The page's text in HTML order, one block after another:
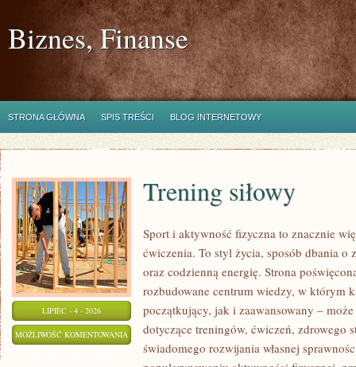
Biznes, Finanse
STRONA GŁÓWNA SPIS TREŚCI BLOG INTERNETOWY
LIPIEC - 4 - 2026
MOŻLIWOŚĆ KOMENTOWANIA TRENING
SIŁOWY
Trening siłowy
Sport i aktywność fizyczna to znacznie
ćwiczenia. To styl życia, sposób dbania o
oraz codzienną energię. Strona
rozbudowane centrum wiedzy, w którym
początkujący, jak i zaawansowany –
dotyczące treningów, ćwiczeń, zdrowego
świadomego rozwijania własnej